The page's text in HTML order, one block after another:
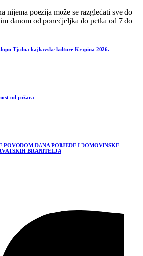
nijema poezija može se razgledati sve do
danom od ponedjeljka do petka od 7 do
Tjedna kajkavske kulture Krapina 2026.
od požara
POVODOM DANA POBJEDE I DOMOVINSKE
BRANITELJA